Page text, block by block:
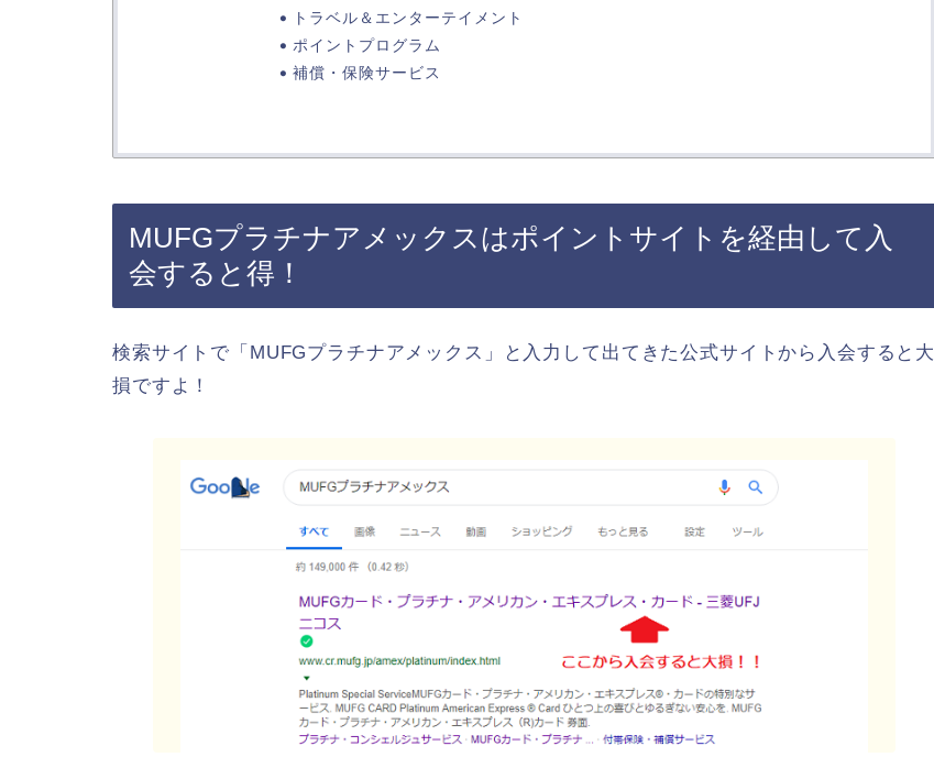
トラベル＆エンターテイメント
ポイントプログラム
補償・保険サービス
MUFGプラチナアメックスはポイントサイトを経由して入
会すると得！
検索サイトで「MUFGプラチナアメックス」と入力して出てきた公式サイトから入会すると大
損ですよ！